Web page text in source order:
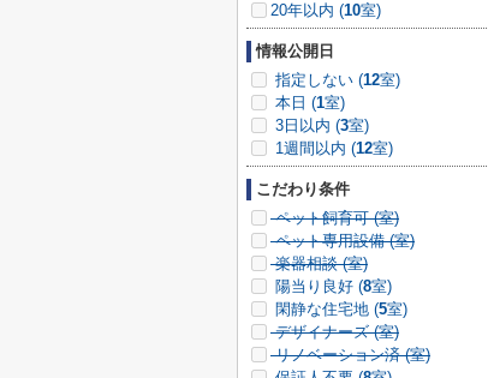
20年以内 (10室)
情報公開日
指定しない (12室)
本日 (1室)
3日以内 (3室)
1週間以内 (12室)
こだわり条件
ペット飼育可 (室)
ペット専用設備 (室)
楽器相談 (室)
陽当り良好 (8室)
閑静な住宅地 (5室)
デザイナーズ (室)
リノベーション済 (室)